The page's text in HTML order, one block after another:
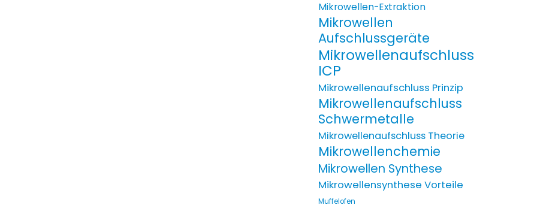
Mikrowellen-Extraktion
Mikrowellen
Aufschlussgeräte
Mikrowellenaufschluss
ICP
Mikrowellenaufschluss Prinzip
Mikrowellenaufschluss
Schwermetalle
Mikrowellenaufschluss Theorie
Mikrowellenchemie
Mikrowellen Synthese
Mikrowellensynthese Vorteile
Muffelofen